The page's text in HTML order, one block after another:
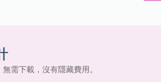
需下載，沒有隱藏費用。